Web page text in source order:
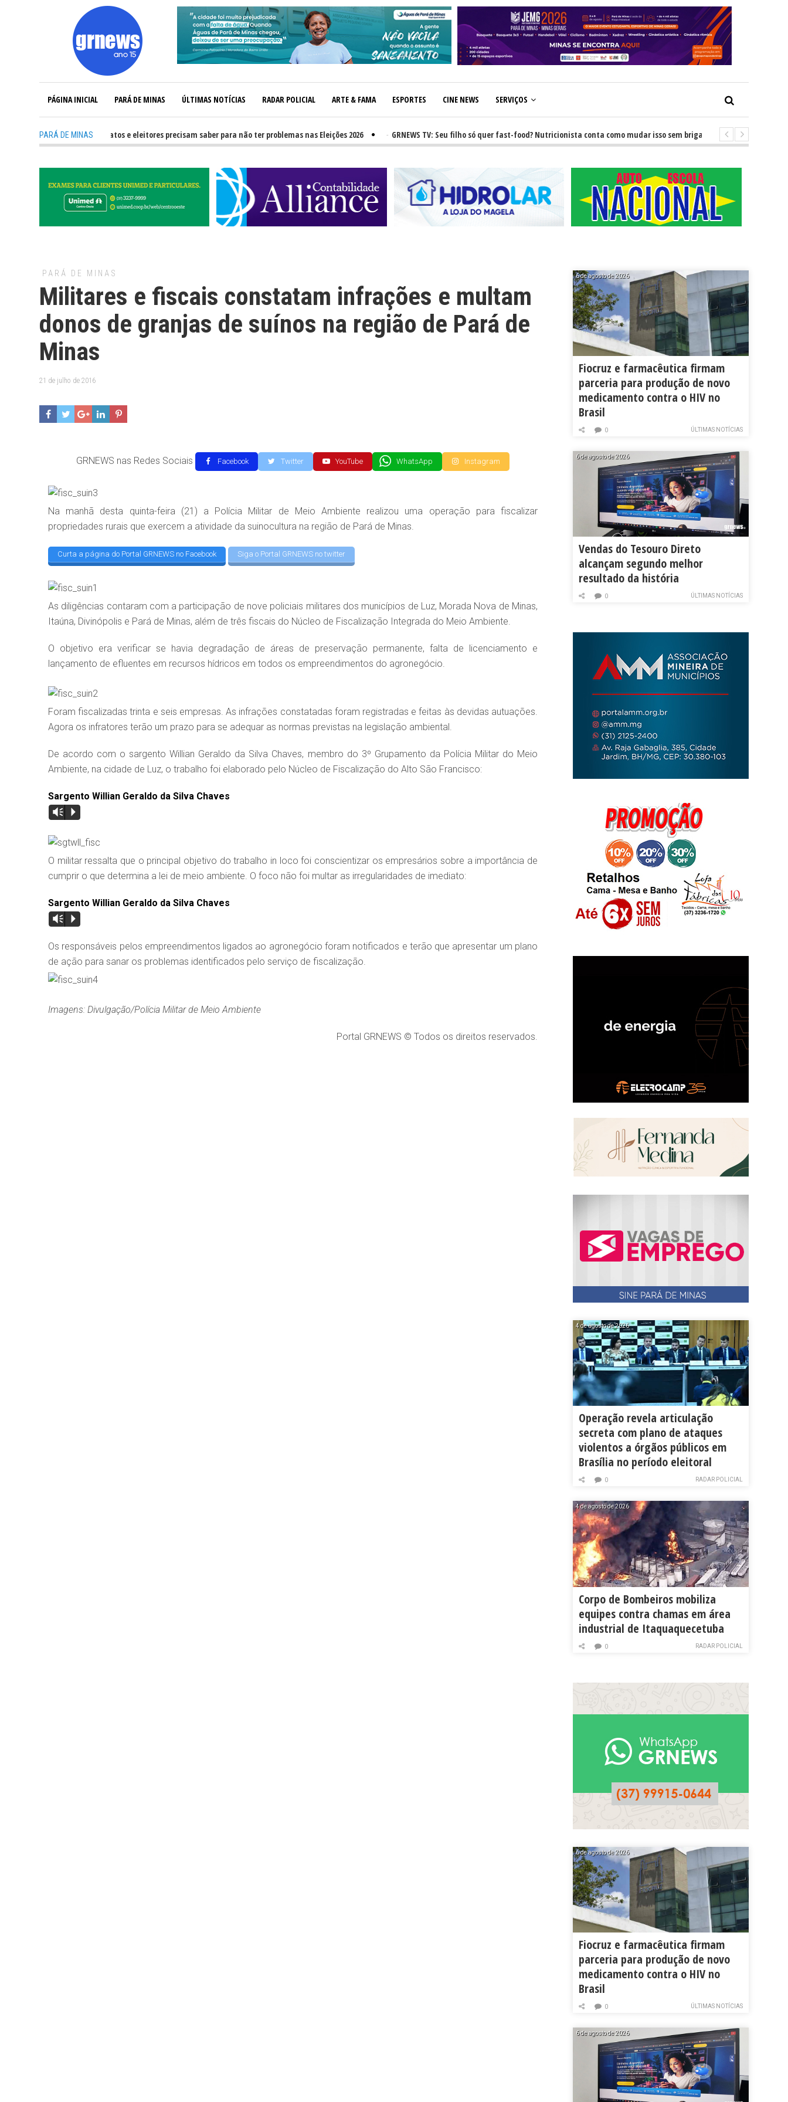
PÁGINA INICIAL PARÁ DE MINAS ÚLTIMAS NOTÍCIAS RADAR POLICIAL ARTE & FAMA ESPORTES CINE NEWS SERVIÇOS
PARÁ DE MINAS
TV: O que candidatos e eleitores precisam saber para não ter problemas nas Eleições 2026 GRNEWS TV: Seu filho só quer fast-food? Nutricionista conta como mudar isso sem brigas GRNEWS TV:
PARÁ DE MINAS
Militares e fiscais constatam infrações e multam
donos de granjas de suínos na região de Pará de
Minas
21 de julho de 2016
GRNEWS nas Redes Sociais Facebook Twitter YouTube WhatsApp Instagram
Na manhã desta quinta-feira (21) a Polícia Militar de Meio Ambiente realizou uma operação para fiscalizar
propriedades rurais que exercem a atividade da suinocultura na região de Pará de Minas.
Curta a página do Portal GRNEWS no Facebook Siga o Portal GRNEWS no twitter
As diligências contaram com a participação de nove policiais militares dos municípios de Luz, Morada Nova de Minas,
Itaúna, Divinópolis e Pará de Minas, além de três fiscais do Núcleo de Fiscalização Integrada do Meio Ambiente.
O objetivo era verificar se havia degradação de áreas de preservação permanente, falta de licenciamento e
lançamento de efluentes em recursos hídricos em todos os empreendimentos do agronegócio.
Foram fiscalizadas trinta e seis empresas. As infrações constatadas foram registradas e feitas às devidas autuações.
Agora os infratores terão um prazo para se adequar as normas previstas na legislação ambiental.
De acordo com o sargento Willian Geraldo da Silva Chaves, membro do 3º Grupamento da Polícia Militar do Meio
Ambiente, na cidade de Luz, o trabalho foi elaborado pelo Núcleo de Fiscalização do Alto São Francisco:
Sargento Willian Geraldo da Silva Chaves
Vm P
O militar ressalta que o principal objetivo do trabalho in loco foi conscientizar os empresários sobre a importância de
cumprir o que determina a lei de meio ambiente. O foco não foi multar as irregularidades de imediato:
Sargento Willian Geraldo da Silva Chaves
Vm P
Os responsáveis pelos empreendimentos ligados ao agronegócio foram notificados e terão que apresentar um plano
de ação para sanar os problemas identificados pelo serviço de fiscalização.
Imagens: Divulgação/Polícia Militar de Meio Ambiente
Portal GRNEWS © Todos os direitos reservados.
6 de agosto de 2026
Fiocruz e farmacêutica firmam
parceria para produção de novo
medicamento contra o HIV no
Brasil
ÚLTIMAS NOTÍCIAS
0
6 de agosto de 2026
Vendas do Tesouro Direto
alcançam segundo melhor
resultado da história
ÚLTIMAS NOTÍCIAS
0
4 de agosto de 2026
Operação revela articulação
secreta com plano de ataques
violentos a órgãos públicos em
Brasília no período eleitoral
RADAR POLICIAL
0
4 de agosto de 2026
Corpo de Bombeiros mobiliza
equipes contra chamas em área
industrial de Itaquaquecetuba
RADAR POLICIAL
0
6 de agosto de 2026
Fiocruz e farmacêutica firmam
parceria para produção de novo
medicamento contra o HIV no
Brasil
ÚLTIMAS NOTÍCIAS
0
6 de agosto de 2026